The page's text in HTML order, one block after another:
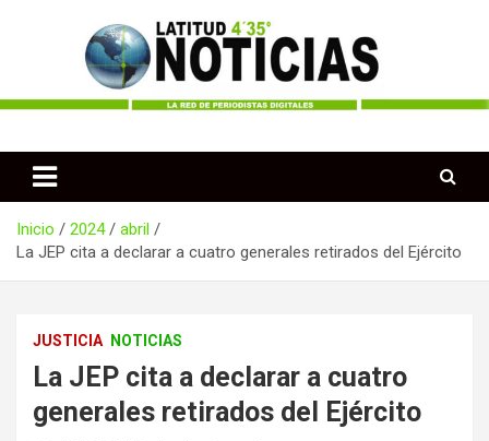
Latitud 435 Noticias
Inicio 2024
abril
La JEP cita a declarar a cuatro generales retirados del Ejército
JUSTICIA NOTICIAS
La JEP cita a declarar a cuatro
generales retirados del Ejército